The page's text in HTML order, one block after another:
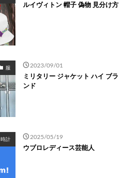
ルイヴィトン 帽子 偽物 見分け方
服 2023/09/01
ミリタリー ジャケット ハイ ブラ
ンド
時計 2025/05/19
ウブロレディース芸能人